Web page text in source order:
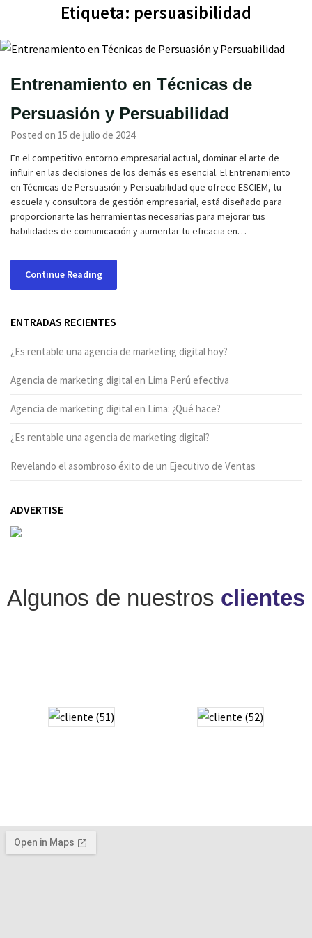
Etiqueta: persuasibilidad
Entrenamiento en Técnicas de
Persuasión y Persuabilidad
Posted on 15 de julio de 2024
En el competitivo entorno empresarial actual, dominar el arte de
influir en las decisiones de los demás es esencial. El Entrenamiento
en Técnicas de Persuasión y Persuabilidad que ofrece ESCIEM, tu
escuela y consultora de gestión empresarial, está diseñado para
proporcionarte las herramientas necesarias para mejorar tus
habilidades de comunicación y aumentar tu eficacia en…
Continue Reading
ENTRADAS RECIENTES
¿Es rentable una agencia de marketing digital hoy?
Agencia de marketing digital en Lima Perú efectiva
Agencia de marketing digital en Lima: ¿Qué hace?
¿Es rentable una agencia de marketing digital?
Revelando el asombroso éxito de un Ejecutivo de Ventas
ADVERTISE
Algunos de nuestros clientes